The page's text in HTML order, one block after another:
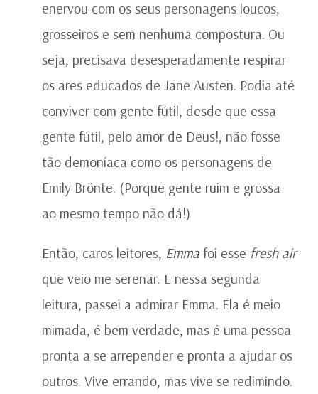
enervou com os seus personagens loucos,
grosseiros e sem nenhuma compostura. Ou
seja, precisava desesperadamente respirar
os ares educados de Jane Austen. Podia até
conviver com gente fútil, desde que essa
gente fútil, pelo amor de Deus!, não fosse
tão demoníaca como os personagens de
Emily Brönte. (Porque gente ruim e grossa
ao mesmo tempo não dá!)
Então, caros leitores, Emma foi esse fresh air
que veio me serenar. E nessa segunda
leitura, passei a admirar Emma. Ela é meio
mimada, é bem verdade, mas é uma pessoa
pronta a se arrepender e pronta a ajudar os
outros. Vive errando, mas vive se redimindo.